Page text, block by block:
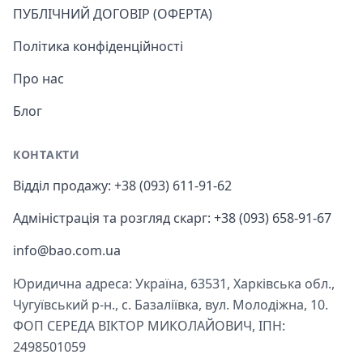
ПУБЛІЧНИЙ ДОГОВІР (ОФЕРТА)
Політика конфіденційності
Про нас
Блог
КОНТАКТИ
Відділ продажу: +38 (093) 611-91-62
Адміністрація та розгляд скарг: +38 (093) 658-91-67
info@bao.com.ua
Юридична адреса: Україна, 63531, Харківська обл.,
Чугуївський р-н., с. Базаліївка, вул. Молодіжна, 10.
ФОП СЕРЕДА ВІКТОР МИКОЛАЙОВИЧ, ІПН:
2498501059